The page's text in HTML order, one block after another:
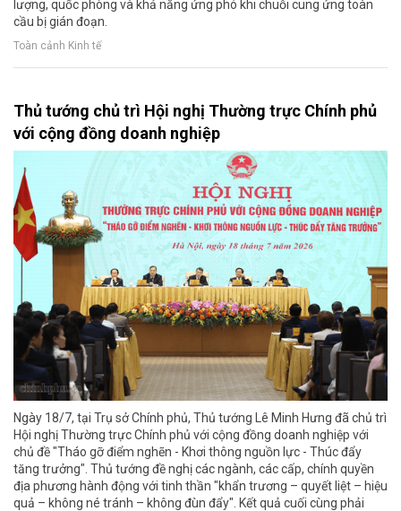
lượng, quốc phòng và khả năng ứng phó khi chuỗi cung ứng toàn
cầu bị gián đoạn.
Toàn cảnh Kinh tế
Thủ tướng chủ trì Hội nghị Thường trực Chính phủ
với cộng đồng doanh nghiệp
Ngày 18/7, tại Trụ sở Chính phủ, Thủ tướng Lê Minh Hưng đã chủ trì
Hội nghị Thường trực Chính phủ với cộng đồng doanh nghiệp với
chủ đề "Tháo gỡ điểm nghẽn - Khơi thông nguồn lực - Thúc đẩy
tăng trưởng". Thủ tướng đề nghị các ngành, các cấp, chính quyền
địa phương hành động với tinh thần "khẩn trương – quyết liệt – hiệu
quả – không né tránh – không đùn đẩy". Kết quả cuối cùng phải